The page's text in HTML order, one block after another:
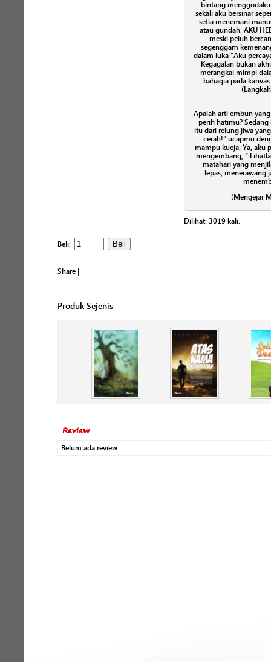
bintang
sekali aku bersinar
setia menemani
atau gundah. AKU
meski peluh
segenggam
dalam luka “Aku
Kegagalan bukan
merangkai mimpi
bahagia pada
Apalah arti embun
perih hatimu?
itu dari relung jiwa
cerah!” ucapmu
mampu kueja. Ya, aku
mengembang, “
matahari yang
lepas, menerawang
(Mengejar
Dilihat: 3019 kali.
Beli:
Share |
Produk Sejenis
Review
Belum ada review